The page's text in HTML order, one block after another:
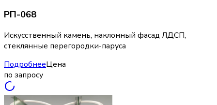
РП-068
Искусственный камень, наклонный фасад ЛДСП,
стеклянные перегородки-паруса
ПодробнееЦена
по запросу